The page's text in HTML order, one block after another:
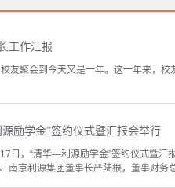
工作汇报
友聚会到今天又是一年。这一年来，
励学金”签约仪式暨汇报会举行
日，“清华—利源励学金”签约仪式暨汇
南京利源集团董事长严陆根，董事财务